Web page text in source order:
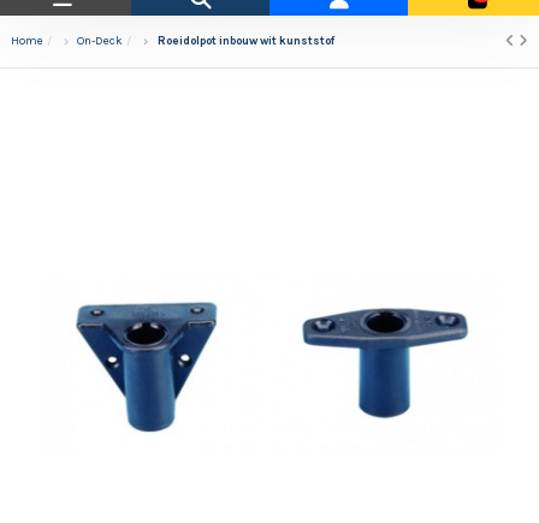
Home On-Deck Roeidolpot inbouw wit kunststof